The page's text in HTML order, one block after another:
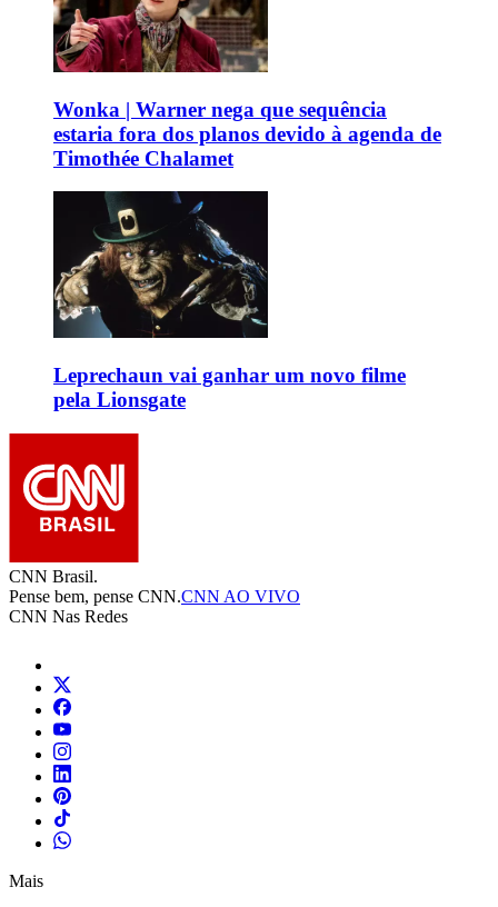
Wonka | Warner nega que sequência
estaria fora dos planos devido à agenda de
Timothée Chalamet
Leprechaun vai ganhar um novo filme
pela Lionsgate
CNN Brasil.
Pense bem, pense CNN.CNN AO VIVO
CNN Nas Redes
Mais